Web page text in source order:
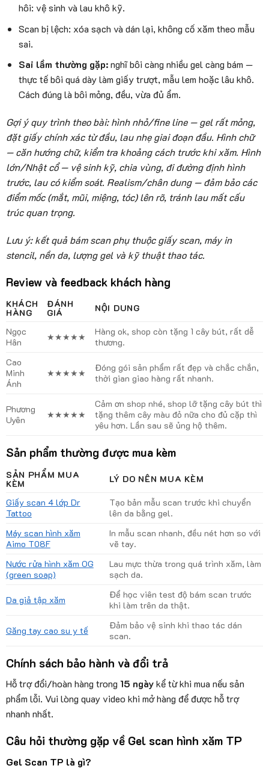
hôi: vệ sinh và lau khô kỹ.
Scan bị lệch: xóa sạch và dán lại, không cố xăm theo mẫu
sai.
Sai lầm thường gặp:nghĩ bôi càng nhiều gel càng bám —
thực tế bôi quá dày làm giấy trượt, mẫu lem hoặc lâu khô.
Cách đúng là bôi mỏng, đều, vừa đủ ẩm.
Gợi ý quy trình theo bài: hình nhỏ/fine line — gel rất mỏng,
đặt giấy chính xác từ đầu, lau nhẹ giai đoạn đầu. Hình chữ
— căn hướng chữ, kiểm tra khoảng cách trước khi xăm. Hình
lớn/Nhật cổ — vệ sinh kỹ, chia vùng, đi đường định hình
trước, lau có kiểm soát. Realism/chân dung — đảm bảo các
điểm mốc (mắt, mũi, miệng, tóc) lên rõ, tránh lau mất cấu
trúc quan trọng.
Lưu ý: kết quả bám scan phụ thuộc giấy scan, máy in
stencil, nền da, lượng gel và kỹ thuật thao tác.
Review và feedback khách hàng
KHÁCH
HÀNG
ĐÁNH
GIÁ NỘI DUNG
Ngọc
Hân
★★★★★
Hàng ok, shop còn tặng 1 cây bút, rất dễ
thương.
Cao
Minh
Ánh
★★★★★
Đóng gói sản phẩm rất đẹp và chắc chắn,
thời gian giao hàng rất nhanh.
Phương
Uyên
★★★★★
Cảm ơn shop nhé, shop lỡ tặng cây bút thì
tặng thêm cây màu đỏ nữa cho đủ cặp thì
yêu hơn. Lần sau sẽ ủng hộ thêm.
Sản phẩm thường được mua kèm
SẢN PHẨM MUA
KÈM LÝ DO NÊN MUA KÈM
Giấy scan 4 lớp Dr
Tattoo
Tạo bản mẫu scan trước khi chuyển
lên da bằng gel.
Máy scan hình xăm
Aimo T08F
In mẫu scan nhanh, đều nét hơn so với
vẽ tay.
Nước rửa hình xăm OG
(green soap)
Lau mực thừa trong quá trình xăm, làm
sạch da.
Da giả tập xăm
Để học viên test độ bám scan trước
khi làm trên da thật.
Găng tay cao su y tế
Đảm bảo vệ sinh khi thao tác dán
scan.
Chính sách bảo hành và đổi trả
Hỗ trợ đổi/hoàn hàng trong 15 ngàykể từ khi mua nếu sản
phẩm lỗi. Vui lòng quay video khi mở hàng để được hỗ trợ
nhanh nhất.
Câu hỏi thường gặp về Gel scan hình xăm TP
Gel Scan TP là gì?